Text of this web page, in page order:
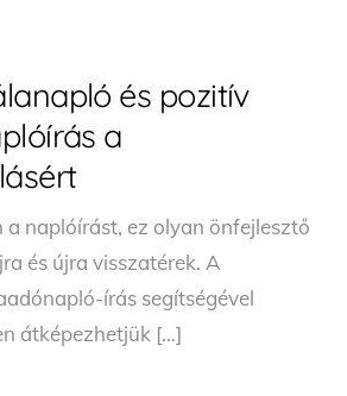
és pozitív
a
a naplóírást, ez olyan önfejlesztő
és újra visszatérek. A
írás segítségével
átképezhetjük […]